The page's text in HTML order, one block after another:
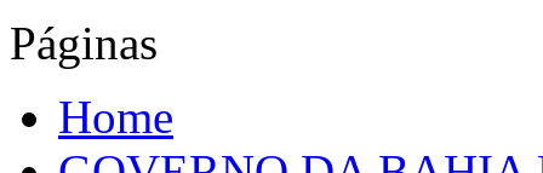
Páginas
Home